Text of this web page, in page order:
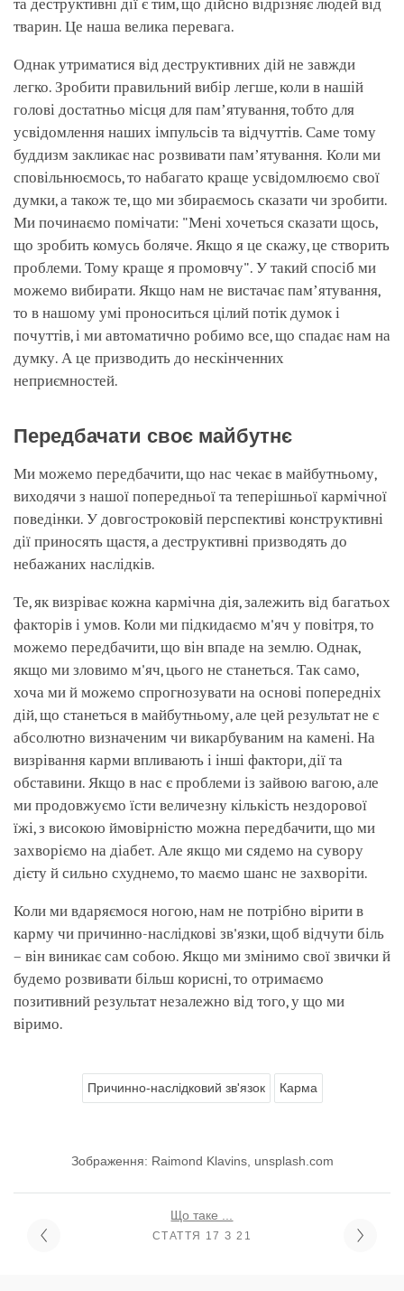
та деструктивні дії є тим, що дійсно відрізняє людей від
тварин. Це наша велика перевага.
Однак утриматися від деструктивних дій не завжди
легко. Зробити правильний вибір легше, коли в нашій
голові достатньо місця для памʼятування, тобто для
усвідомлення наших імпульсів та відчуттів. Саме тому
буддизм закликає нас розвивати памʼятування. Коли ми
сповільнюємось, то набагато краще усвідомлюємо свої
думки, а також те, що ми збираємось сказати чи зробити.
Ми починаємо помічати: "Мені хочеться сказати щось,
що зробить комусь боляче. Якщо я це скажу, це створить
проблеми. Тому краще я промовчу". У такий спосіб ми
можемо вибирати. Якщо нам не вистачає памʼятування,
то в нашому умі проноситься цілий потік думок і
почуттів, і ми автоматично робимо все, що спадає нам на
думку. А це призводить до нескінченних
неприємностей.
Передбачати своє майбутнє
Ми можемо передбачити, що нас чекає в майбутньому,
виходячи з нашої попередньої та теперішньої кармічної
поведінки. У довгостроковій перспективі конструктивні
дії приносять щастя, а деструктивні призводять до
небажаних наслідків.
Те, як визріває кожна кармічна дія, залежить від багатьох
факторів і умов. Коли ми підкидаємо м'яч у повітря, то
можемо передбачити, що він впаде на землю. Однак,
якщо ми зловимо м'яч, цього не станеться. Так само,
хоча ми й можемо спрогнозувати на основі попередніх
дій, що станеться в майбутньому, але цей результат не є
абсолютно визначеним чи викарбуваним на камені. На
визрівання карми впливають і інші фактори, дії та
обставини. Якщо в нас є проблеми із зайвою вагою, але
ми продовжуємо їсти величезну кількість нездорової
їжі, з високою ймовірністю можна передбачити, що ми
захворіємо на діабет. Але якщо ми сядемо на сувору
дієту й сильно схуднемо, то маємо шанс не захворіти.
Коли ми вдаряємося ногою, нам не потрібно вірити в
карму чи причинно-наслідкові зв'язки, щоб відчути біль
– він виникає сам собою. Якщо ми змінимо свої звички й
будемо розвивати більш корисні, то отримаємо
позитивний результат незалежно від того, у що ми
віримо.
Причинно-наслідковий зв'язок Карма
Зображення: Raimond Klavins, unsplash.com
Що таке ...
СТАТТЯ 17 З 21